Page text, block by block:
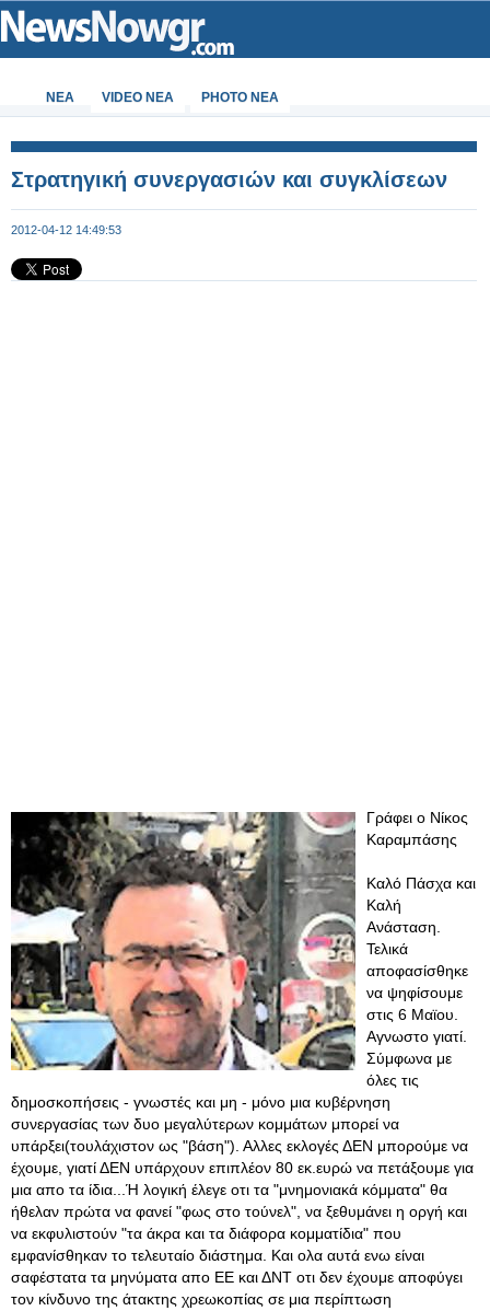
ΝΕΑ VIDEO NEA PHOTO NEA
Στρατηγική συνεργασιών και συγκλίσεων
2012-04-12 14:49:53
Γράφει ο Νίκος
Καραμπάσης
Καλό Πάσχα και
Καλή
Ανάσταση.
Τελικά
αποφασίσθηκε
να ψηφίσουμε
στις 6 Μαϊου.
Αγνωστο γιατί.
Σύμφωνα με
όλες τις
δημοσκοπήσεις - γνωστές και μη - μόνο μια κυβέρνηση
συνεργασίας των δυο μεγαλύτερων κομμάτων μπορεί να
υπάρξει(τουλάχιστον ως "βάση"). Αλλες εκλογές ΔΕΝ μπορούμε να
έχουμε, γιατί ΔΕΝ υπάρχουν επιπλέον 80 εκ.ευρώ να πετάξουμε για
μια απο τα ίδια...Ή λογική έλεγε οτι τα "μνημονιακά κόμματα" θα
ήθελαν πρώτα να φανεί "φως στο τούνελ", να ξεθυμάνει η οργή και
να εκφυλιστούν "τα άκρα και τα διάφορα κομματίδια" που
εμφανίσθηκαν το τελευταίο διάστημα. Και ολα αυτά ενω είναι
σαφέστατα τα μηνύματα απο ΕΕ και ΔΝΤ οτι δεν έχουμε αποφύγει
τον κίνδυνο της άτακτης χρεωκοπίας σε μια περίπτωση